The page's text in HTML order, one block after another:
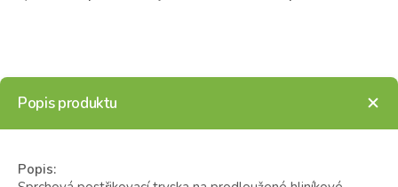
Popis produktu
Popis: